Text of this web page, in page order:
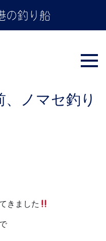
の釣り船
、ノマセ釣り
きました